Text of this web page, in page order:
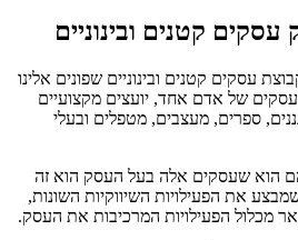
קטנים ובינוניים
עסקים קטנים ובינוניים שפונים אלינו
של אדם אחד, יועצים מקצועיים
גננים, ספרים, מעצבים, מטפלים ובעלי
הוא שעסקים אלה בעל העסק הוא זה
את הפעילויות השיווקיות השונות,
מכלול הפעילויות המרכיבות את העסק.